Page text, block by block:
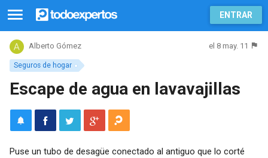
ENTRAR
Seguros de hogar
Alberto Gómez el 8 may. 11
Escape de agua en lavavajillas
Puse un tubo de desagüe conectado al antiguo que lo corté